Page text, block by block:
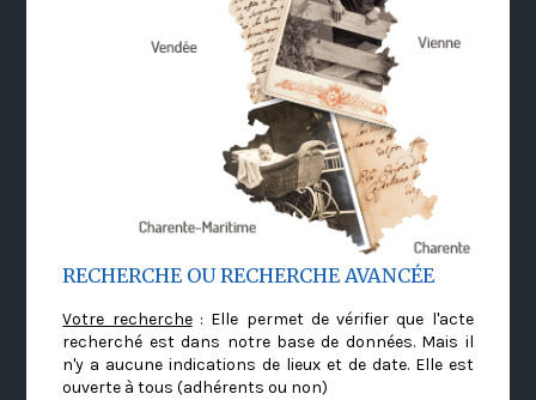
RECHERCHE OU RECHERCHE AVANCÉE
Votre recherche: Elle permet de vérifier que l'acte
recherché est dans notre base de données. Mais il
n'y a aucune indications de lieux et de date. Elle est
ouverte à tous (adhérents ou non)